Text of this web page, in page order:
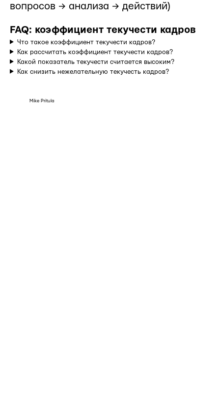
вопросов → анализа → действий)
FAQ: коэффициент текучести кадров
Что такое коэффициент текучести кадров?
Как рассчитать коэффициент текучести кадров?
Какой показатель текучести считается высоким?
Как снизить нежелательную текучесть кадров?
Mike Pritula